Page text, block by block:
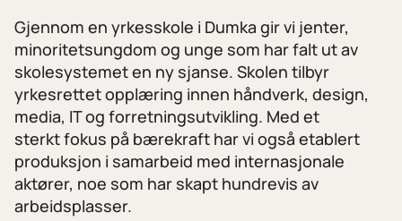
Gjennom en yrkesskole i Dumka gir vi jenter,
minoritetsungdom og unge som har falt ut av
skolesystemet en ny sjanse. Skolen tilbyr
yrkesrettet opplæring innen håndverk, design,
media, IT og forretningsutvikling. Med et
sterkt fokus på bærekraft har vi også etablert
produksjon i samarbeid med internasjonale
aktører, noe som har skapt hundrevis av
arbeidsplasser.